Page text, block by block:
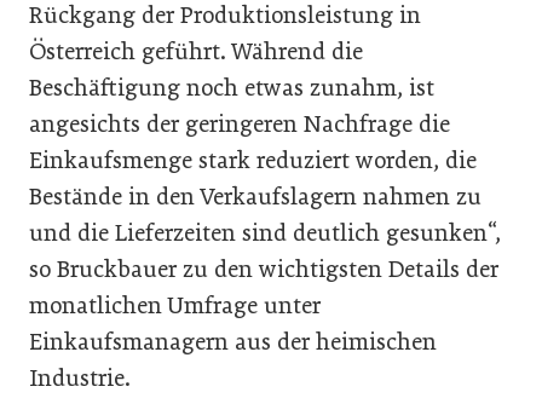
Rückgang der Produktionsleistung in
Österreich geführt. Während die
Beschäftigung noch etwas zunahm, ist
angesichts der geringeren Nachfrage die
Einkaufsmenge stark reduziert worden, die
Bestände in den Verkaufslagern nahmen zu
und die Lieferzeiten sind deutlich gesunken“,
so Bruckbauer zu den wichtigsten Details der
monatlichen Umfrage unter
Einkaufsmanagern aus der heimischen
Industrie.